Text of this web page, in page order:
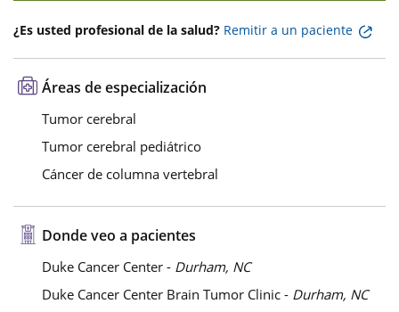
¿Es usted profesional de la salud? Remitir a un paciente
Áreas de especialización
Tumor cerebral
Tumor cerebral pediátrico
Cáncer de columna vertebral
Donde veo a pacientes
Duke Cancer Center - Durham, NC
Duke Cancer Center Brain Tumor Clinic - Durham, NC